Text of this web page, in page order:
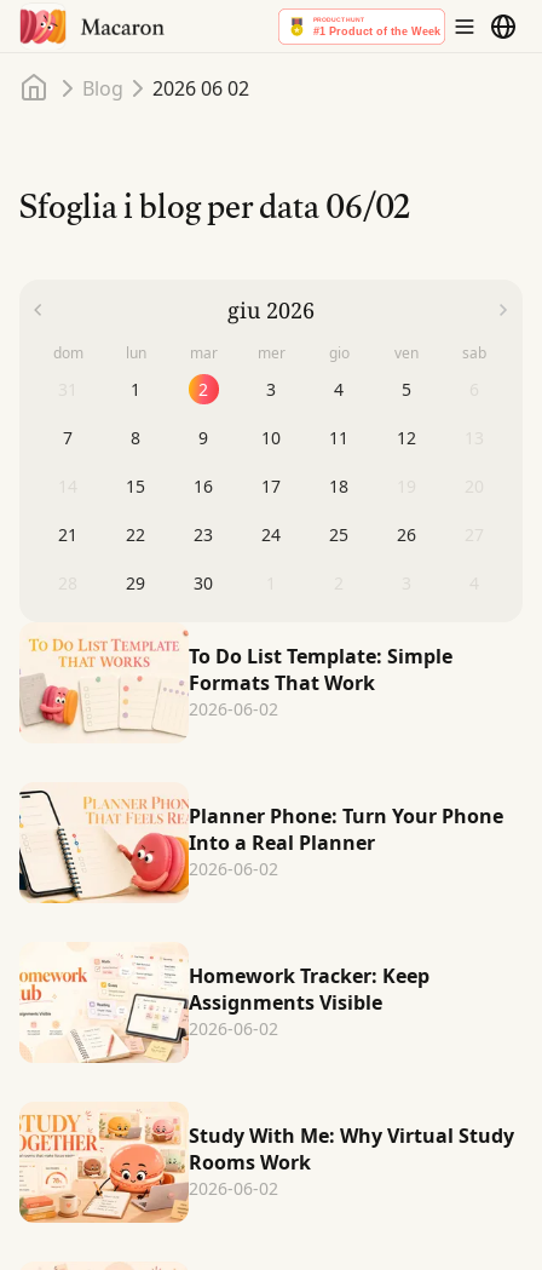
Home
Blog 2026 06 02
Sfoglia i blog per data06/02
To Do List Template: Simple
Formats That Work
2026-06-02
Planner Phone: Turn Your Phone
Into a Real Planner
2026-06-02
Homework Tracker: Keep
Assignments Visible
2026-06-02
Study With Me: Why Virtual Study
Rooms Work
2026-06-02
giu 2026
dom lun mar mer gio ven sab
1 2 3 4 5
7 8 9 10 11 12
15 16 17 18
21 22 23 24 25 26
29 30